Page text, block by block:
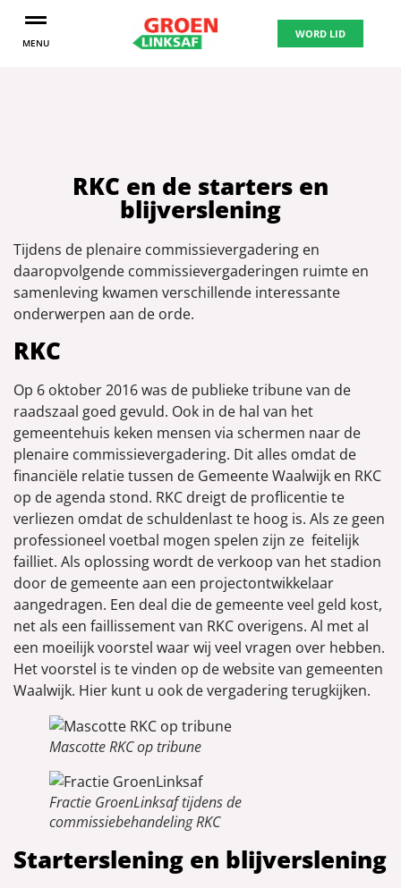
MENU
WORD LID
RKC en de starters en
blijverslening
Tijdens de plenaire commissievergadering en
daaropvolgende commissievergaderingen ruimte en
samenleving kwamen verschillende interessante
onderwerpen aan de orde.
RKC
Op 6 oktober 2016 was de publieke tribune van de
raadszaal goed gevuld. Ook in de hal van het
gemeentehuis keken mensen via schermen naar de
plenaire commissievergadering. Dit alles omdat de
financiële relatie tussen de Gemeente Waalwijk en RKC
op de agenda stond. RKC dreigt de proflicentie te
verliezen omdat de schuldenlast te hoog is. Als ze geen
professioneel voetbal mogen spelen zijn ze feitelijk
failliet. Als oplossing wordt de verkoop van het stadion
door de gemeente aan een projectontwikkelaar
aangedragen. Een deal die de gemeente veel geld kost,
net als een faillissement van RKC overigens. Al met al
een moeilijk voorstel waar wij veel vragen over hebben.
Het voorstel is te vinden op de website van gemeenten
Waalwijk. Hier kunt u ook de vergadering terugkijken.
Mascotte RKC op tribune
Fractie GroenLinksaf tijdens de
commissiebehandeling RKC
Starterslening en blijverslening